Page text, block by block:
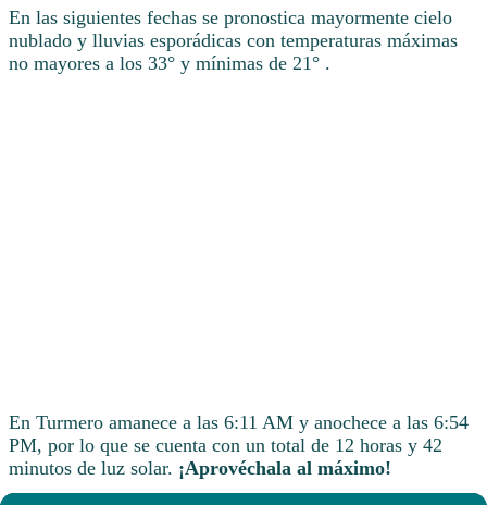
En las siguientes fechas se pronostica mayormente cielo
nublado y lluvias esporádicas con temperaturas máximas
no mayores a los 33° y mínimas de 21° .
En Turmero amanece a las 6:11 AM y anochece a las 6:54
PM, por lo que se cuenta con un total de 12 horas y 42
minutos de luz solar. ¡Aprovéchala al máximo!